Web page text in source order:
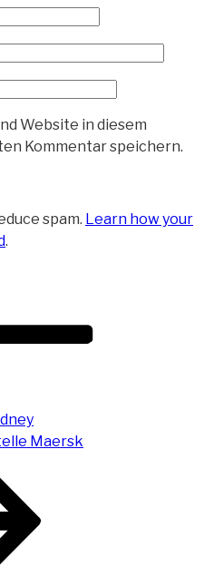
Website in diesem
Kommentar speichern.
spam. Learn how your
.
Maersk